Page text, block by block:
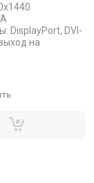
DisplayPort, DVI-
на